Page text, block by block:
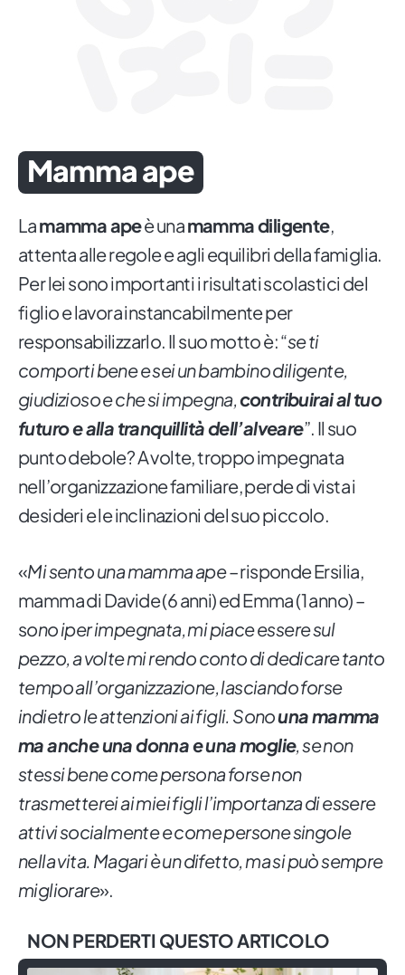
Mamma ape
Lamamma apeè unamamma diligente,
attenta alle regole e agli equilibri della famiglia.
Per lei sono importanti i risultati scolastici del
figlio e lavora instancabilmente per
responsabilizzarlo. Il suo motto è: “se ti
comporti bene e sei un bambino diligente,
giudizioso e che si impegna,contribuirai al tuo
futuro e alla tranquillità dell’alveare”. Il suo
punto debole? A volte, troppo impegnata
nell’organizzazione familiare, perde di vista i
desideri e le inclinazioni del suo piccolo.
«Mi sento una mamma ape– risponde Ersilia,
mamma di Davide (6 anni) ed Emma (1 anno) –
sono iper impegnata, mi piace essere sul
pezzo, a volte mi rendo conto di dedicare tanto
tempo all’organizzazione, lasciando forse
indietro le attenzioni ai figli. Sonouna mamma
ma anche una donna e una moglie, se non
stessi bene come persona forse non
trasmetterei ai miei figli l’importanza di essere
attivi socialmente e come persone singole
nella vita. Magari è un difetto, ma si può sempre
migliorare».
NON PERDERTI QUESTO ARTICOLO